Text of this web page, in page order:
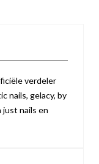
verdeler
nails, gelacy, by
just nails en